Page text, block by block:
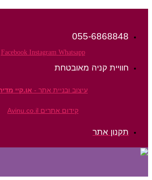
055-6868848
Facebook Instagram Whatsapp
חוויית קניה מאובטחת
עיצוב ובניית אתר -או.קיי מדיה
קידום אתרים Avinu.co.il
תקנון אתר